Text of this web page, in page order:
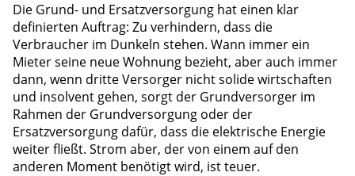
Die Grund- und Ersatzversorgung hat einen klar
deﬁnierten Auftrag: Zu verhindern, dass die
Verbraucher im Dunkeln stehen. Wann immer ein
Mieter seine neue Wohnung bezieht, aber auch immer
dann, wenn dritte Versorger nicht solide wirtschaften
und insolvent gehen, sorgt der Grundversorger im
Rahmen der Grundversorgung oder der
Ersatzversorgung dafür, dass die elektrische Energie
weiter ﬂießt. Strom aber, der von einem auf den
anderen Moment benötigt wird, ist teuer.